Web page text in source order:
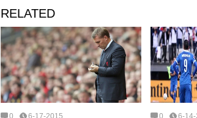
RELATED
0 6-17-2015 0 6-